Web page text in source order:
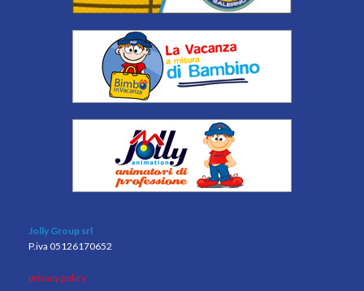
Jolly Group srl
P.iva 05126170652
privacy policy